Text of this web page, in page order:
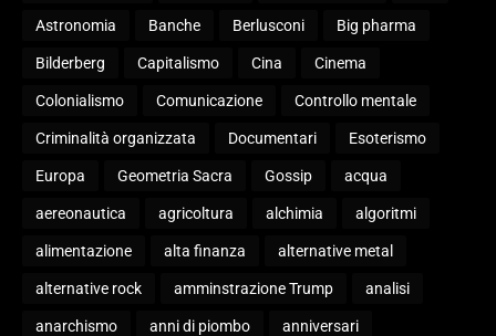
Astronomia Banche Berlusconi Big pharma
Bilderberg Capitalismo Cina Cinema
Colonialismo Comunicazione Controllo mentale
Criminalità organizzata Documentari Esoterismo
Europa Geometria Sacra Gossip acqua
aereonautica agricoltura alchimia algoritmi
alimentazione alta finanza alternative metal
alternative rock amminstrazione Trump analisi
anarchismo anni di piombo anniversari